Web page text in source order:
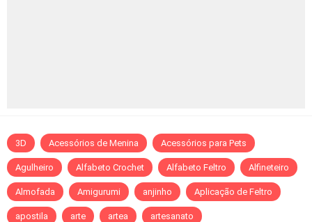
3D Acessórios de Menina Acessórios para Pets
Agulheiro Alfabeto Crochet Alfabeto Feltro Alfineteiro
Almofada Amigurumi anjinho Aplicação de Feltro
apostila arte artea artesanato